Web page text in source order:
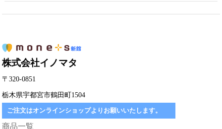
株式会社イノマタ
〒320-0851
栃木県宇都宮市鶴田町1504
ご注文はオンラインショップよりお願いいたします。
商品一覧